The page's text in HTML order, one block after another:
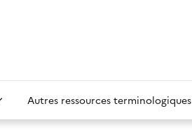
Autres ressources terminologiques